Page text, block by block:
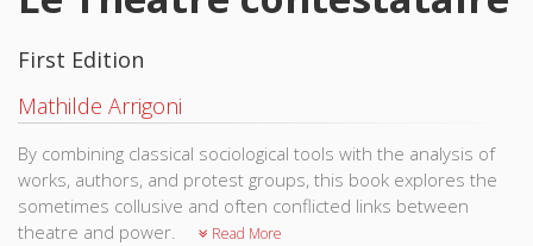
First Edition
Mathilde Arrigoni
By combining classical sociological tools with the analysis of
works, authors, and protest groups, this book explores the
sometimes collusive and often conflicted links between
theatre and power.
Read More